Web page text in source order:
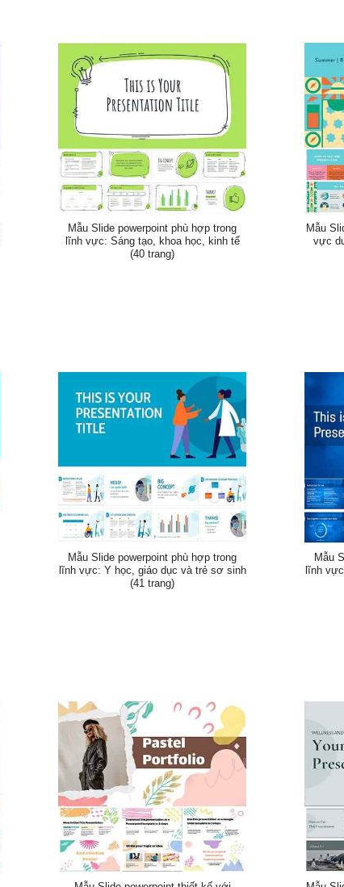
Mẫu Slide powerpoint phù hợp trong
lĩnh vực: Sáng tạo, khoa học, kinh tế
(40 trang)
Mẫu
vực
Mẫu Slide powerpoint phù hợp trong
lĩnh vực: Y học, giáo dục và trẻ sơ sinh
(41 trang)
Mẫu
lĩnh